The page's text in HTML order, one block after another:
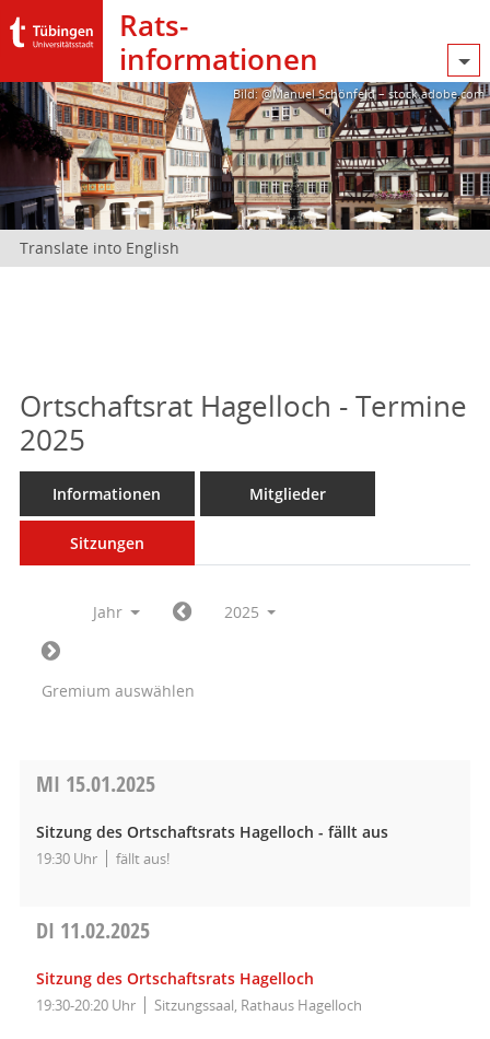
Rats­
informationen
Bild: @Manuel Schönfeld – stock.adobe.com
Translate into English
Ortschaftsrat Hagelloch - Termine
2025
Informationen Mitglieder
Sitzungen
Jahr 2025
Gremium auswählen
MI 15.01.2025
Sitzung des Ortschaftsrats Hagelloch - fällt aus
19:30 Uhr fällt aus!
DI 11.02.2025
Sitzung des Ortschaftsrats Hagelloch
19:30-20:20 Uhr Sitzungssaal, Rathaus Hagelloch